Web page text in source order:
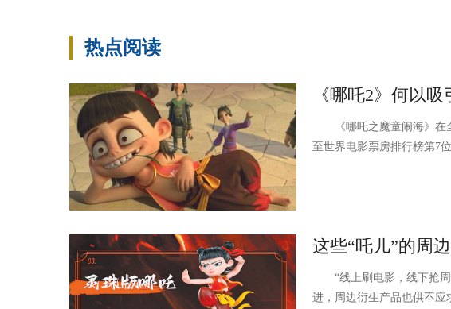
热点阅读
《哪吒2》何以
《哪吒之魔童闹海》在全
至世界电影票房排行榜第7
这些“吒儿”的周
“线上刷电影，线下抢周
进，周边衍生产品也供不应